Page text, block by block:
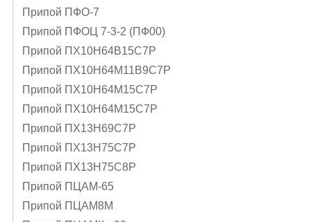
Припой ПФО-7
Припой ПФОЦ 7-3-2 (ПФ00)
Припой ПХ10Н64В15С7Р
Припой ПХ10Н64М11В9С7Р
Припой ПХ10Н64М15С7Р
Припой ПХ10Н64М15С7Р
Припой ПХ13Н69С7Р
Припой ПХ13Н75С7Р
Припой ПХ13Н75С8Р
Припой ПЦАМ-65
Припой ПЦАМ8М